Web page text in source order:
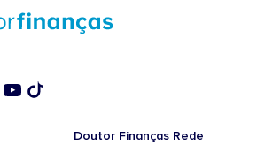
Doutor Finanças Rede